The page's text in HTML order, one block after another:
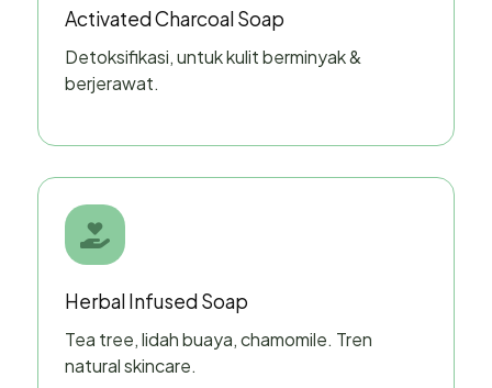
Activated Charcoal Soap
Detoksifikasi, untuk kulit berminyak &
berjerawat.
Herbal Infused Soap
Tea tree, lidah buaya, chamomile. Tren
natural skincare.